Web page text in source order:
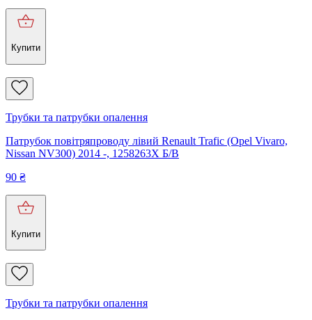
Купити
Трубки та патрубки опалення
Патрубок повітряпроводу лівий Renault Trafic (Opel Vivaro,
Nissan NV300) 2014 -, 1258263X Б/В
90 ₴
Купити
Трубки та патрубки опалення